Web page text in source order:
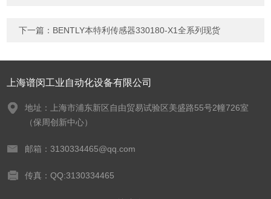
下一篇： BENTLY本特利传感器330180-X1全系列现货
上海谱闵工业自动化设备有限公司
地址：上海市浦东新区自由贸易试验区美盛路55号2幢726室
（保周创新中心）
邮箱：3130334465@qq.com
传真：QQ:3130334465